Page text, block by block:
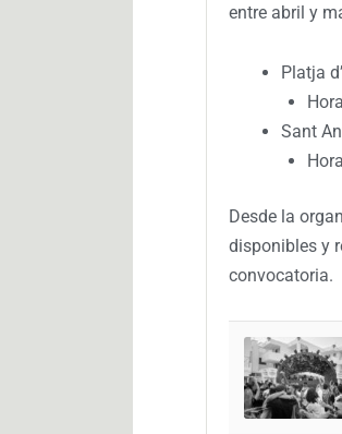
entre abril y
Platja
Sant
Desde la
disponibles y
convocatoria.